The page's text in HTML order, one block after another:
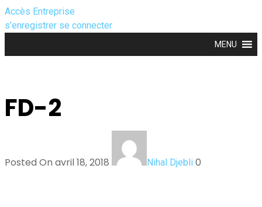
Accès Entreprise
s’enregistrer se connecter
MENU
FD-2
Posted On avril 18, 2018 Nihal Djebli 0